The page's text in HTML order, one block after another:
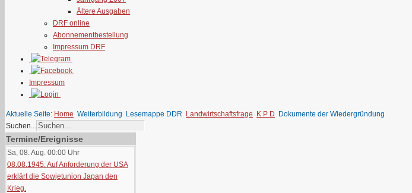
Ältere Ausgaben
DRF online
Abonnementbestellung
Impressum DRF
Impressum
Aktuelle Seite: Home Weiterbildung Lesemappe DDR Landwirtschaftsfrage K P D
Dokumente der Wiedergründung
Suchen...
Termine/Ereignisse
Sa, 08. Aug. 00:00 Uhr
08.08.1945: Auf Anforderung der USA
erklärt die Sowjetunion Japan den
Krieg.